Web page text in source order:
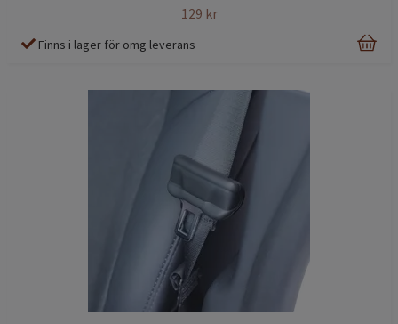
129 kr
Finns i lager för omg leverans